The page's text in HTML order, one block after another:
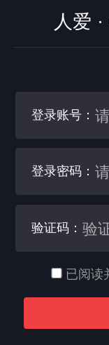
人爱
登录账号：
登录密码：
验证码：
已阅读